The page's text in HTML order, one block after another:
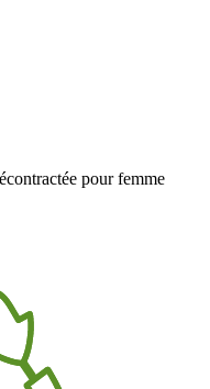
pour femme